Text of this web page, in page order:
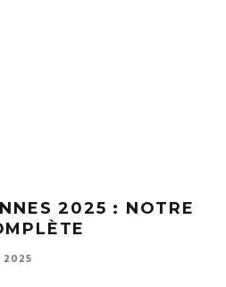
2025 : NOTRE
2025